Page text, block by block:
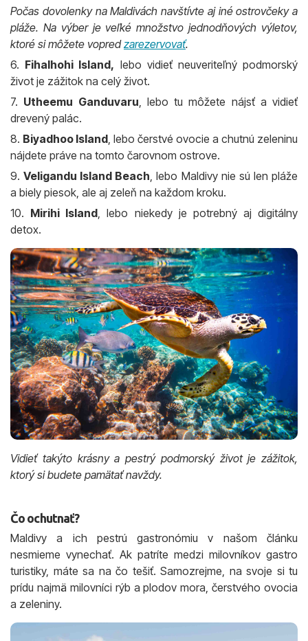
Počas dovolenky na Maldivách navštívte aj iné ostrovčeky a
pláže. Na výber je veľké množstvo jednodňových výletov,
ktoré si môžete vopredzarezervovať.
6. Fihalhohi Island, lebo vidieť neuveriteľný podmorský
život je zážitok na celý život.
7. Utheemu Ganduvaru, lebo tu môžete nájsť a vidieť
drevený palác.
8. Biyadhoo Island, lebo čerstvé ovocie a chutnú zeleninu
nájdete práve na tomto čarovnom ostrove.
9.Veligandu Island Beach, lebo Maldivy nie sú len pláže
a biely piesok, ale aj zeleň na každom kroku.
10. Mirihi Island, lebo niekedy je potrebný aj digitálny
detox.
Vidieť takýto krásny a pestrý podmorský život je zážitok,
ktorý si budete pamätať navždy.
Čo ochutnať?
Maldivy a ich pestrú gastronómiu v našom článku
nesmieme vynechať. Ak patríte medzi milovníkov gastro
turistiky, máte sa na čo tešiť. Samozrejme, na svoje si tu
prídu najmä milovníci rýb a plodov mora, čerstvého ovocia
a zeleniny.